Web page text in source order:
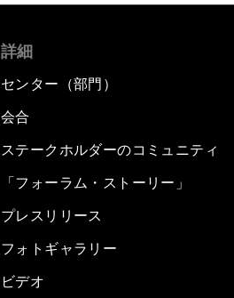
詳細
センター（部門）
会合
ステークホルダーのコミュニティ
「フォーラム・ストーリー」
プレスリリース
フォトギャラリー
ビデオ